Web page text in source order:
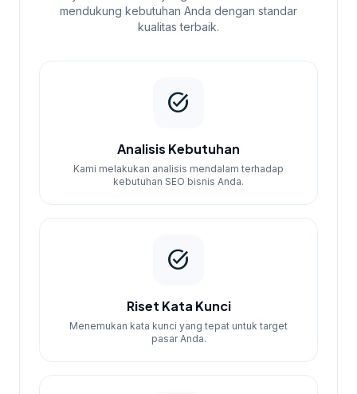
mendukung kebutuhan Anda dengan standar
kualitas terbaik.
task_alt
Analisis Kebutuhan
Kami melakukan analisis mendalam terhadap
kebutuhan SEO bisnis Anda.
task_alt
Riset Kata Kunci
Menemukan kata kunci yang tepat untuk target
pasar Anda.